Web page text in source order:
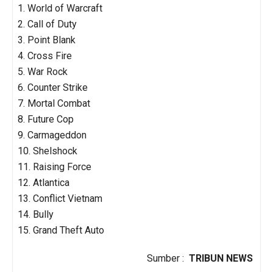
1. World of Warcraft
2. Call of Duty
3. Point Blank
4. Cross Fire
5. War Rock
6. Counter Strike
7. Mortal Combat
8. Future Cop
9. Carmageddon
10. Shelshock
11. Raising Force
12. Atlantica
13. Conflict Vietnam
14. Bully
15. Grand Theft Auto
Sumber : TRIBUN NEWS